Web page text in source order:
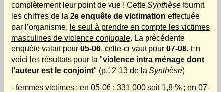
complètement leur point de vue ! Cette Synthèse fournit
les chiffres de la 2e enquête de victimation effectuée
par l’organisme, le seul à prendre en compte les victimes
masculines de violence conjugale. La précédente
enquête valait pour 05-06, celle-ci vaut pour 07-08. En
voici les résultats pour la "violence intra ménage dont
l’auteur est le conjoint" (p.12-13 de la Synthèse)
- femmes victimes : en 05-06 : 331 000 soit 1,8 % ; en 07-